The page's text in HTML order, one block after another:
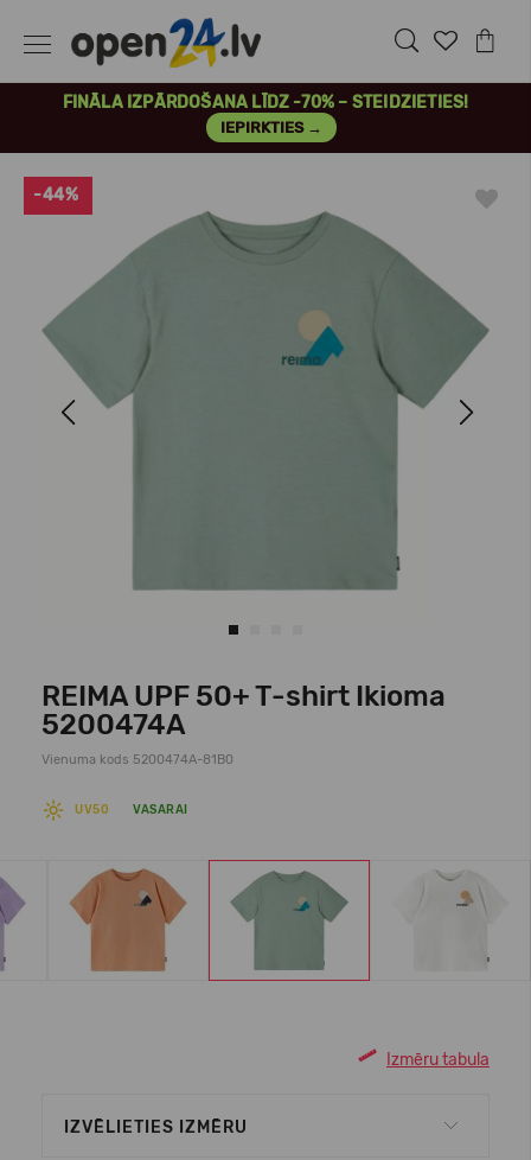
FINĀLA IZPĀRDOŠANA LĪDZ -70% – STEIDZIETIES!
IEPIRKTIES →
Previous Next
-44%
REIMA UPF 50+ T-shirt Ikioma
5200474A
Vienuma kods 5200474A-81B0
UV50 VASARAI
Izmēru tabula
IZVĒLIETIES IZMĒRU